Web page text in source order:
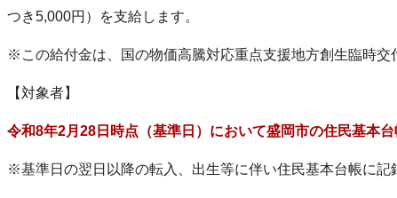
つき5,000円）を支給します。
※この給付金は、国の物価高騰対応重点支援地方創生臨時交
【対象者】
令和8年2月28日時点（基準日）において盛岡市の住民基本
※基準日の翌日以降の転入、出生等に伴い住民基本台帳に記